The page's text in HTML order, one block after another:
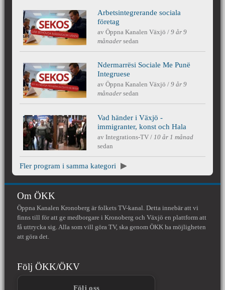
SEKOS - DÄR BEHÖVDA
MÄNNISKOR VÄXER
Arbetsintegrerande sociala
företag
avÖppna Kanalen Växjö/9 år 9
månader sedan
SEKOS - ATY KU NEVOJA PËR
NJERIUN ËSHTË NË RRITJE
Ndermarrësi Sociale Me Punë
Integruese
avÖppna Kanalen Växjö/9 år 9
månader sedan
Vad händer i Växjö - Immigranter, konst
och Hala
Vad händer i Växjö -
immigranter, konst och Hala
avIntegrations-TV/ 10 år 1 månad
sedan
Fler program i samma kategori
Om ÖKK
Öppna Kanalen Kronoberg är folkets TV-kanal. Detta innebär att vi
finns till för att ge medborgare i Kronoberg och Växjö en plattform att
få uttrycka sig. Alla som vill göra TV, ska genom ÖKK ha möjligheten
att göra det.
Följ ÖKK/ÖKV
Följ oss